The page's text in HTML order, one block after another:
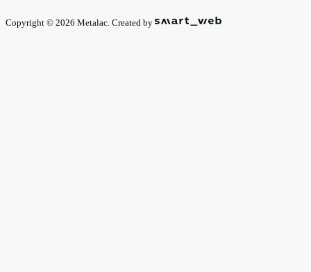
Copyright © 2026 Metalac. Created by